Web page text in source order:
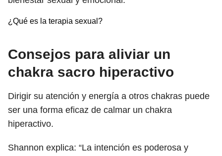
¿Qué es la terapia sexual?
Consejos para aliviar un
chakra sacro hiperactivo
Dirigir su atención y energía a otros chakras puede
ser una forma eficaz de calmar un chakra
hiperactivo.
Shannon explica: “La intención es poderosa y